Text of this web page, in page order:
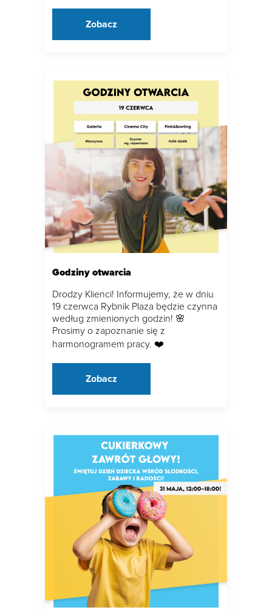
Zobacz
Godziny otwarcia
Drodzy Klienci! Informujemy, że w dniu
19 czerwca Rybnik Plaza będzie czynna
według zmienionych godzin! 🌸
Prosimy o zapoznanie się z
harmonogramem pracy. ❤️
Zobacz